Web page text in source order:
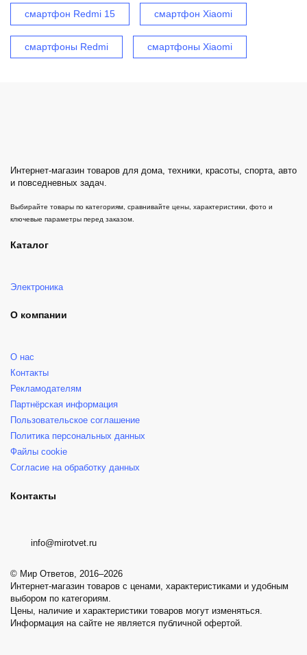
смартфон Redmi 15 смартфон Xiaomi
смартфоны Redmi смартфоны Xiaomi
Интернет-магазин товаров для дома, техники, красоты, спорта, авто
и повседневных задач.
Выбирайте товары по категориям, сравнивайте цены, характеристики, фото и
ключевые параметры перед заказом.
Каталог
Электроника
О компании
О нас
Контакты
Рекламодателям
Партнёрская информация
Пользовательское соглашение
Политика персональных данных
Файлы cookie
Согласие на обработку данных
Контакты
info@mirotvet.ru
© Мир Ответов, 2016–2026
Интернет-магазин товаров с ценами, характеристиками и удобным
выбором по категориям.
Цены, наличие и характеристики товаров могут изменяться.
Информация на сайте не является публичной офертой.